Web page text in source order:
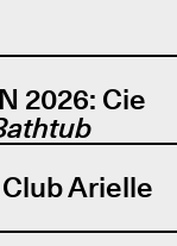
2026: Cie
Arielle